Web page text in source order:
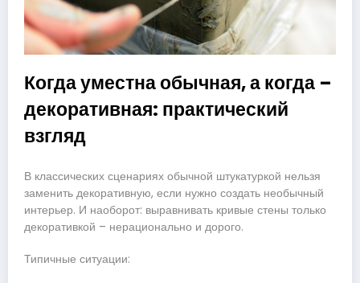
Когда уместна обычная, а когда –
декоративная: практический
взгляд
В классических сценариях обычной штукатуркой нельзя
заменить декоративную, если нужно создать необычный
интерьер. И наоборот: выравнивать кривые стены только
декоративкой – нерационально и дорого.
Типичные ситуации: